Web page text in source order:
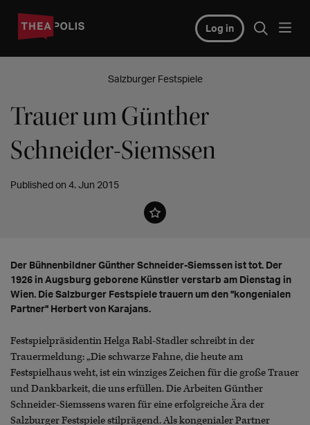
Log in
Salzburger Festspiele
Trauer um Günther
Schneider-Siemssen
Published on 4. Jun 2015
Der Bühnenbildner Günther Schneider-Siemssen ist tot. Der
1926 in Augsburg geborene Künstler verstarb am Dienstag in
Wien. Die Salzburger Festspiele trauern um den "kongenialen
Partner" Herbert von Karajans.
Festspielpräsidentin Helga Rabl-Stadler schreibt in der
Trauermeldung: „Die schwarze Fahne, die heute am
Festspielhaus weht, ist ein winziges Zeichen für die große Trauer
und Dankbarkeit, die uns erfüllen. Die Arbeiten Günther
Schneider-Siemssens waren für eine erfolgreiche Ära der
Salzburger Festspiele stilprägend. Als kongenialer Partner